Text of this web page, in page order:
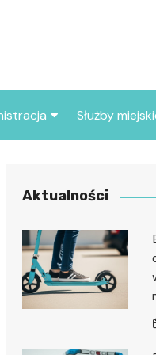
miasta
Służby
Policja
Aktualności